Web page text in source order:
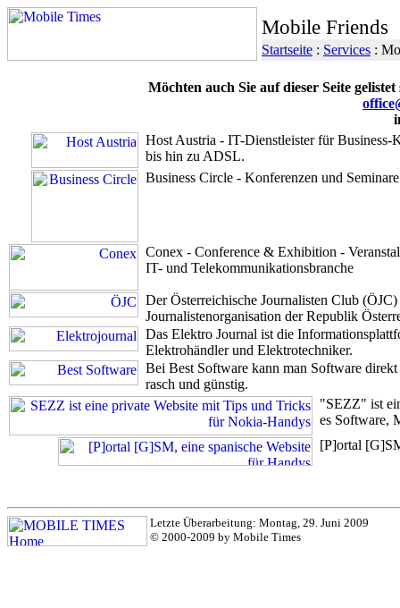
Mobile Friends
Startseite : Services :
Möchten auch Sie auf dieser Seite
Host Austria - IT-Dienstleister für Business-
bis hin zu ADSL.
Business Circle - Konferenzen und Seminare
Conex - Conference & Exhibition -
IT- und Telekommunikationsbranche
Der Österreichische Journalisten Club
Journalistenorganisation der Republik
Das Elektro Journal ist die
Elektrohändler und Elektrotechniker.
Bei Best Software kann man Software
rasch und günstig.
"SEZZ" ist
es Software,
[P]ortal
Letzte Überarbeitung: Montag, 29. Juni 2009
© 2000-2009 by Mobile Times